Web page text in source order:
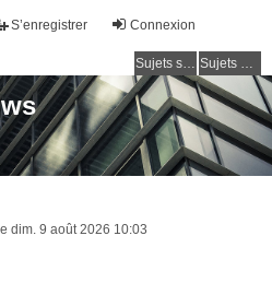
Connexion
S’enregistrer
Sujets sans réponse Sujets actifs
dim. 9 août 2026 10:03